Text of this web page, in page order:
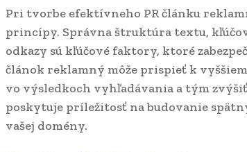
Pri tvorbe efektívneho PR článku
princípy. Správna štruktúra textu,
odkazy sú kľúčové faktory, ktoré
článok reklamný môže prispieť k
vo výsledkoch vyhľadávania a tým
poskytuje príležitosť na budovanie
vašej domény.